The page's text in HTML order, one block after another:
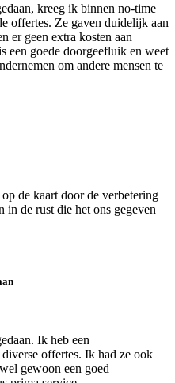
kreeg ik binnen no-time
offertes. Ze gaven duidelijk aan
er geen extra kosten aan
een goede doorgeefluik en weet
om andere mensen te
de kaart door de verbetering
de rust die het ons gegeven
Ik heb een
offertes. Ik had ze ook
gewoon een goed